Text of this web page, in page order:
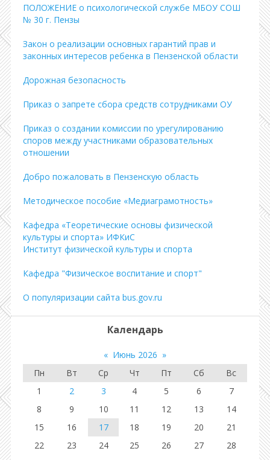
ПОЛОЖЕНИЕ о психологической службе МБОУ СОШ
№ 30 г. Пензы
Закон о реализации основных гарантий прав и
законных интересов ребенка в Пензенской области
Дорожная безопасность
Приказ о запрете сбора средств сотрудниками ОУ
Приказ о создании комиссии по урегулированию
споров между участниками образовательных
отношении
Добро пожаловать в Пензенскую область
Методическое пособие «Медиаграмотность»
Кафедра «Теоретические основы физической
культуры и спорта» ИФКиС
Институт физической культуры и спорта
Кафедра "Физическое воспитание и спорт"
О популяризации сайта bus.gov.ru
Календарь
« Июнь 2026 »
Пн
Вт Ср Чт Пт Сб
Вс
1
2 3 4 5 6
7
8
9 10 11 12 13
14
15
16 17 18 19 20
21
22
23 24 25 26 27
28